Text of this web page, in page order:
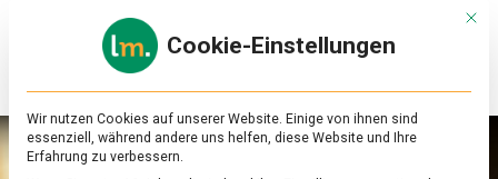
Online-
Magazin
zu
&
Mit
Cookie-Einstellungen
Wir nutzen Cookies auf unserer Website. Einige von ihnen sind
essenziell, während andere uns helfen, diese Website und Ihre
Erfahrung zu verbessern.